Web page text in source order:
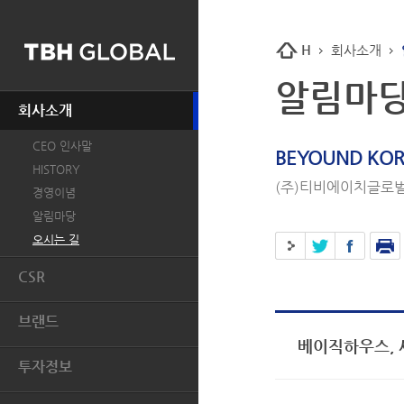
회사소개
CEO 인사말
HISTORY
경영이념
알림마당
오시는 길
CSR
개요
환경
브랜드
BASIC HOUSE
투자정보
H 회사소개
알림마
BEYOUND
(주)티비에이치글로
베이직하우스,